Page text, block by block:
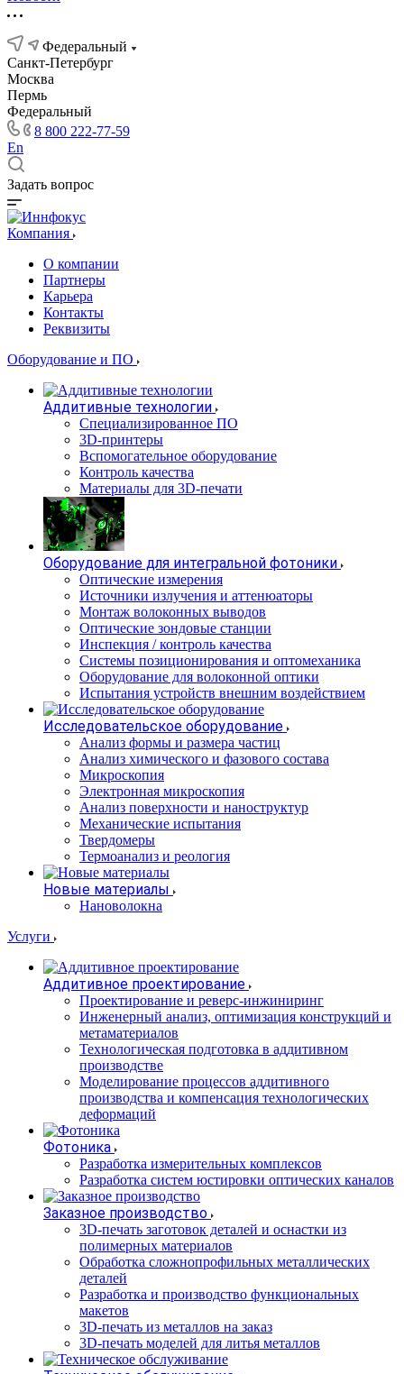
Федеральный
Санкт-Петербург
Москва
Пермь
Федеральный
8 800 222-77-59
En
Задать вопрос
Компания
О компании
Партнеры
Карьера
Контакты
Реквизиты
Оборудование и ПО
Аддитивные технологии
Специализированное ПО
3D-принтеры
Вспомогательное оборудование
Контроль качества
Материалы для 3D-печати
Оборудование для интегральной фотоники
Оптические измерения
Источники излучения и аттенюаторы
Монтаж волоконных выводов
Оптические зондовые станции
Инспекция / контроль качества
Системы позиционирования и оптомеханика
Оборудование для волоконной оптики
Испытания устройств внешним воздействием
Исследовательское оборудование
Анализ формы и размера частиц
Анализ химического и фазового состава
Микроскопия
Электронная микроскопия
Анализ поверхности и наноструктур
Механические испытания
Твердомеры
Термоанализ и реология
Новые материалы
Нановолокна
Услуги
Аддитивное проектирование
Проектирование и реверс-инжиниринг
Инженерный анализ, оптимизация конструкций и
метаматериалов
Технологическая подготовка в аддитивном
производстве
Моделирование процессов аддитивного
производства и компенсация технологических
деформаций
Фотоника
Разработка измерительных комплексов
Разработка систем юстировки оптических каналов
Заказное производство
3D-печать заготовок деталей и оснастки из
полимерных материалов
Обработка сложнопрофильных металлических
деталей
Разработка и производство функциональных
макетов
3D-печать из металлов на заказ
3D-печать моделей для литья металлов